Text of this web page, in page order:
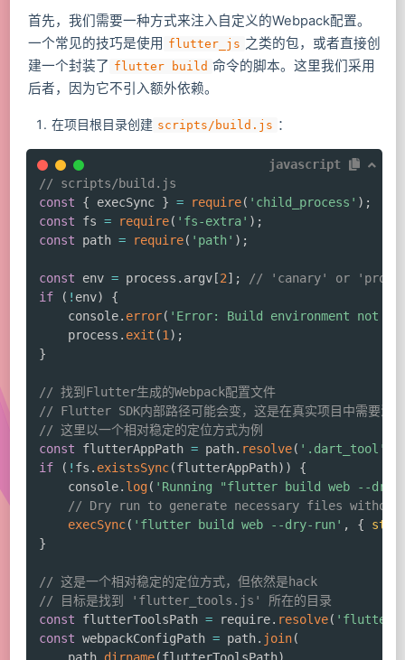
首先，我们需要一种方式来注入自定义的Webpack配置。
一个常见的技巧是使用 flutter_js 之类的包，或者直接创
建一个封装了 flutter build 命令的脚本。这里我们采用
后者，因为它不引入额外依赖。
在项目根目录创建 scripts/build.js ：
javascript
// scripts/build.js
const
{ execSync } = require( 'child_process' ) ;
const fs = require( 'fs-extra' ) ;
const path = require( 'path' ) ;
const env = process . argv[2] ;
// 'canary' or
if
( ! env)
{
    console
. error( 'Error: Build environment not
    process
. exit (1 ) ;
}
// 找到Flutter生成的Webpack配置文件
// Flutter SDK内部路径可能会变，这是在真实项目中需要注
// 这里以一个相对稳定的定位方式为例
const flutterAppPath = path. resolve( '.dart_tool'
if
( ! fs . existsSync(flutterAppPath) )
{
    console
. log( 'Running "flutter build web --
// Dry run to generate necessary files
execSync( 'flutter build web --dry-run' , {
}
// 这是一个相对稳定的定位方式，但依然是hack
// 目标是找到 'flutter_tools.js' 所在的目录
const flutterToolsPath = require. resolve(
const webpackConfigPath = path. join(